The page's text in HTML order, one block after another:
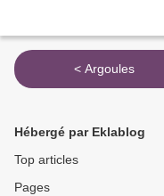
< Argoules
Hébergé par Eklablog
Top articles
Pages